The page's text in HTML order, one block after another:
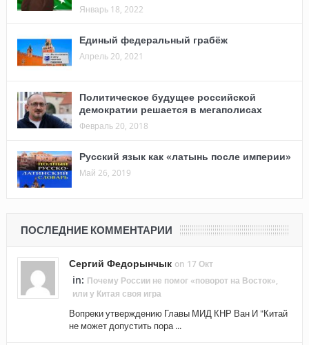
Январь 18, 2022
Единый федеральный грабёж
Апрель 20, 2021
Политическое будущее российской
демократии решается в мегаполисах
Февраль 20, 2018
Русский язык как «латынь после империи»
Май 26, 2019
ПОСЛЕДНИЕ КОММЕНТАРИИ
Сергий Федорынчык on 17 Окт
in: Почему России не помог «поворот на Восток»,
или у Китая своя игра
Вопреки утверждению Главы МИД КНР Ван И "Китай
не может допустить пора ...